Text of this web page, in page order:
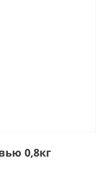
0,8кг